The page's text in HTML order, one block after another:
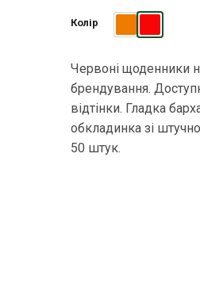
Колір
Червоні щоденники
брендування.
відтінки. Гладка
обкладинка зі
50 штук.